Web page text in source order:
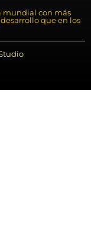
mundial con más
que en los